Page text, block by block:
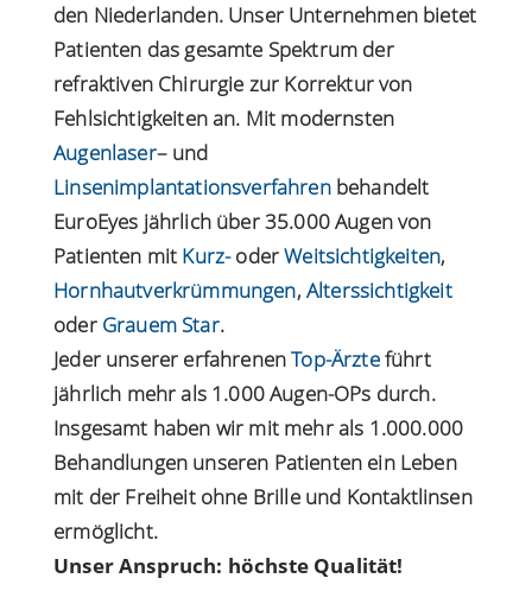
den Niederlanden. Unser Unternehmen bietet
Patienten das gesamte Spektrum der
refraktiven Chirurgie zur Korrektur von
Fehlsichtigkeiten an. Mit modernsten
Augenlaser– und
Linsenimplantationsverfahrenbehandelt
EuroEyes jährlich über 35.000 Augen von
Patienten mit Kurz-oderWeitsichtigkeiten,
Hornhautverkrümmungen,Alterssichtigkeit
oder Grauem Star.
Jeder unserer erfahrenenTop-Ärzteführt
jährlich mehr als 1.000 Augen-OPs durch.
Insgesamt haben wir mit mehr als 1.000.000
Behandlungen unseren Patienten ein Leben
mit der Freiheit ohne Brille und Kontaktlinsen
ermöglicht.
Unser Anspruch: höchste Qualität!